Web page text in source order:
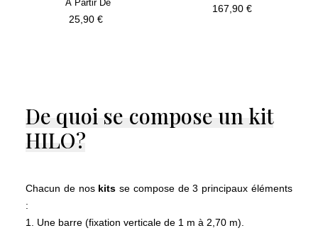
25,90 €
167,90 €
De quoi se compose un kit
HILO ?
Chacun de nos kits se compose de 3 principaux éléments
:
1. Une barre (fixation verticale de 1 m à 2,70 m).